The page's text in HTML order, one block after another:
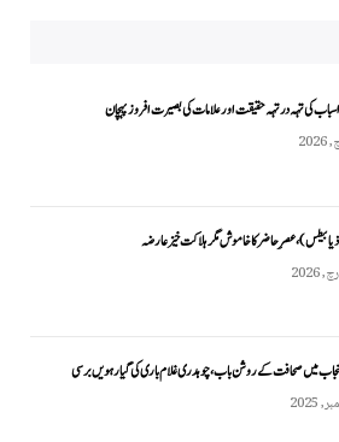
اسباب کی تہہ در تہہ حقیقت اور علامات کی بصیرت افروز پہچان
عصرِ حاضر کا خاموش مگر ہلاکت خیز عارضہ
میں صحافت کے روشن باب، چوہدری غلام باری کی گیارہویں برسی